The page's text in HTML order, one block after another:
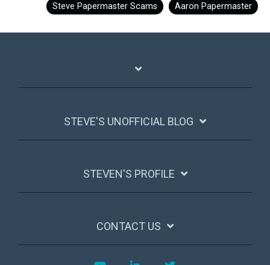
Aaron Papermaster
Steve Papermaster Scams
STEVE'S UNOFFICIAL BLOG
STEVEN'S PROFILE
CONTACT US